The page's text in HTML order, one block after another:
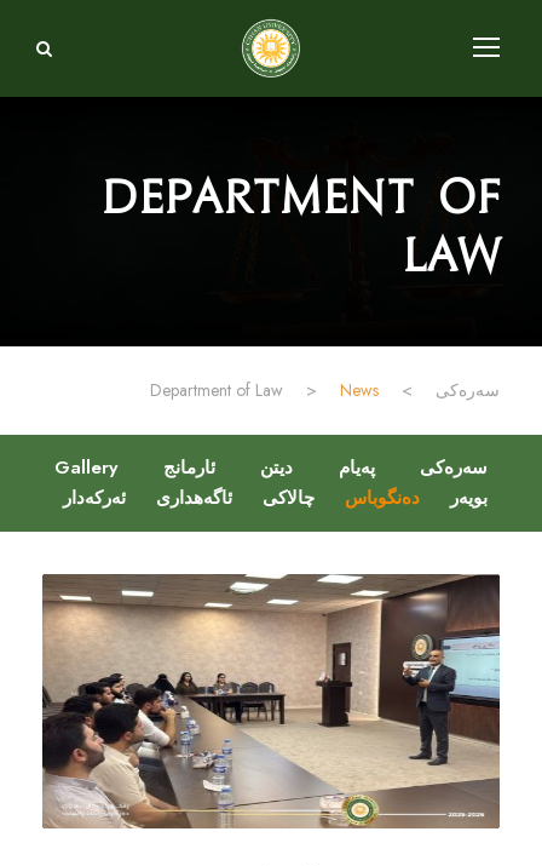
Department of
Law
سەرەکی >
Department of Law > News
سەرەکی پەیام دیتن ئارمانج
Gallery
بویەر
دەنگوباس چالاکی ئاگەهداری ئەرکەدار